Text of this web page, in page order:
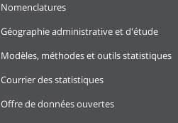
Nomenclatures
Géographie administrative et d'étude
Modèles, méthodes et outils statistiques
Courrier des statistiques
Offre de données ouvertes